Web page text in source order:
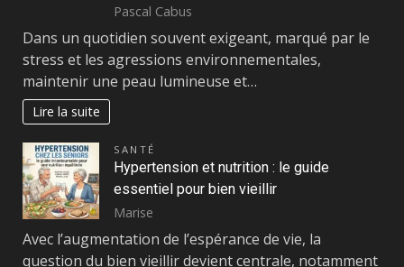
Pascal Cabus
Dans un quotidien souvent exigeant, marqué par le
stress et les agressions environnementales,
maintenir une peau lumineuse et…
Lire la suite
SANTÉ
Hypertension et nutrition : le guide
essentiel pour bien vieillir
Marise
Avec l’augmentation de l’espérance de vie, la
question du bien vieillir devient centrale, notamment